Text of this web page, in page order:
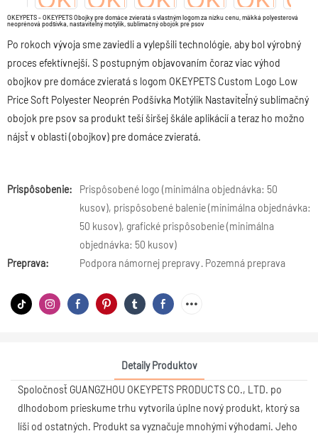
OKEYPETS - OKEYPETS Obojky pre domáce zvieratá s vlastným logom za nízku cenu, mäkká polyesterová
neoprénová podšívka, nastaviteľný motýlik, sublimačný obojok pre psov
Po rokoch vývoja sme zaviedli a vylepšili technológie, aby bol výrobný
proces efektívnejší. S postupným objavovaním čoraz viac výhod
obojkov pre domáce zvieratá s logom OKEYPETS Custom Logo Low
Price Soft Polyester Neoprén Podšívka Motýlik Nastaviteľný sublimačný
obojok pre psov sa produkt teší širšej škále aplikácií a teraz ho možno
nájsť v oblasti (obojkov) pre domáce zvieratá.
Prispôsobenie:
Prispôsobené logo (minimálna objednávka: 50
kusov), prispôsobené balenie (minimálna objednávka:
50 kusov), grafické prispôsobenie (minimálna
objednávka: 50 kusov)
Preprava:
Podpora námornej prepravy · Pozemná preprava
Detaily Produktov
Spoločnosť GUANGZHOU OKEYPETS PRODUCTS CO., LTD. po
dlhodobom prieskume trhu vytvorila úplne nový produkt, ktorý sa
líši od ostatných. Produkt sa vyznačuje mnohými výhodami. Jeho